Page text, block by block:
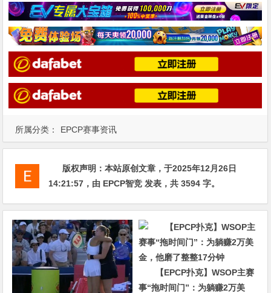
所属分类： EPCP赛事资讯
版权声明：本站原创文章，于2025年12月26日
14:21:57 ，由 EPCP智竞 发表，共 3594 字。
【EPCP扑克】WSOP主赛
事“拖时间门”：为躺赚2万美